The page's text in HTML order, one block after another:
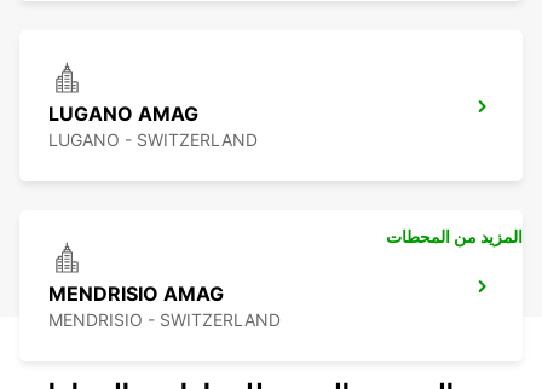
LUGANO AMAG
LUGANO - SWITZERLAND
MENDRISIO AMAG
MENDRISIO - SWITZERLAND
المزيد من المحطات